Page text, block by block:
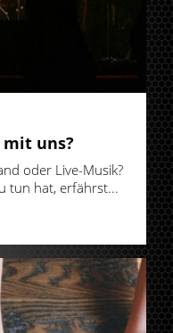
mit uns?
oder Live-Musik?
tun hat, erfährst...